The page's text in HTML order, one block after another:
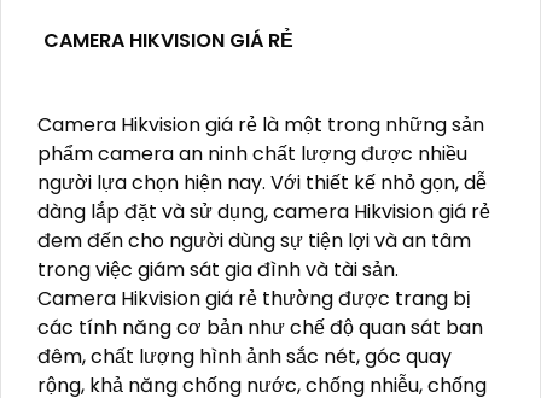
CAMERA HIKVISION GIÁ RẺ
Camera Hikvision giá rẻ là một trong những sản
phẩm camera an ninh chất lượng được nhiều
người lựa chọn hiện nay. Với thiết kế nhỏ gọn, dễ
dàng lắp đặt và sử dụng, camera Hikvision giá rẻ
đem đến cho người dùng sự tiện lợi và an tâm
trong việc giám sát gia đình và tài sản.
Camera Hikvision giá rẻ thường được trang bị
các tính năng cơ bản như chế độ quan sát ban
đêm, chất lượng hình ảnh sắc nét, góc quay
rộng, khả năng chống nước, chống nhiễu, chống